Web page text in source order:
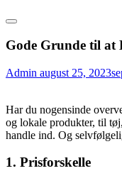
Gode Grunde til at
Admin august 25, 2023
Har du nogensinde
og lokale produkter, til
handle ind. Og
1. Prisforskelle